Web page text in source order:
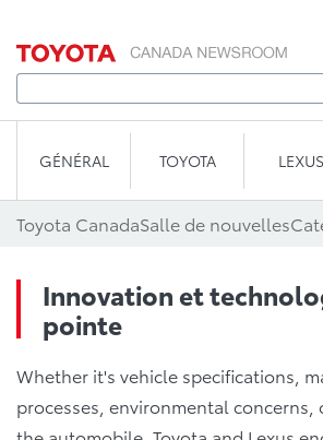
GÉNÉRAL TOYOTA LEXUS
Toyota CanadaSalle de nouvelles
Innovation et
pointe
Whether it's vehicle specifications,
processes, environmental